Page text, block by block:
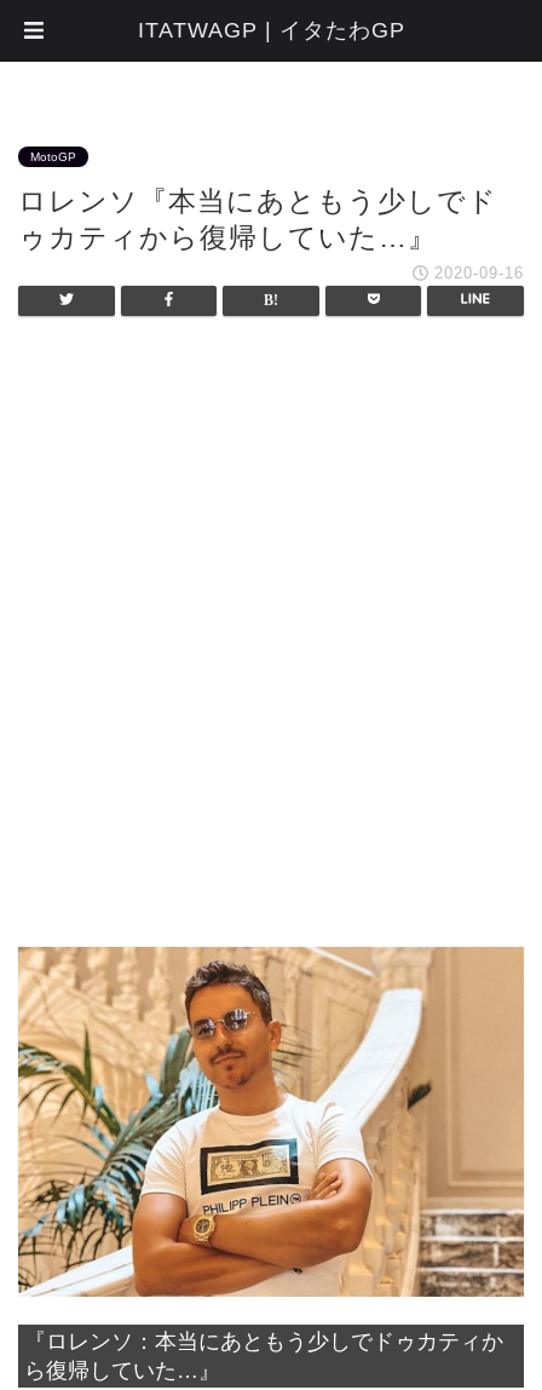
MotoGP
ロレンソ『本当にあともう少しでド
ゥカティから復帰していた…』
2020-09-16
『ロレンソ：本当にあともう少しでドゥカティか
ら復帰していた…』
ITATWAGP | イタたわGP